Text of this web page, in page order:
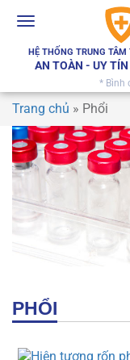
Toggle
HỆ THỐNG TRUNG TÂM
AN TOÀN - UY
* Bình
Trang chủ » Phổi
PHỔI